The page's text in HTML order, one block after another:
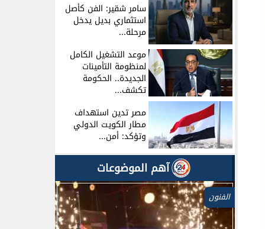
سامر شقير: الفن كأصل
استثماري بديل يدخل
مرحلة...
موعد التشغيل الكامل
لمنظومة التأمينات
الجديدة.. الحكومة
تكشف...
مصر تدين استهداف
مطار الكويت الدولي
وتؤكد: أمن...
آهم الموضوعات
الفنون